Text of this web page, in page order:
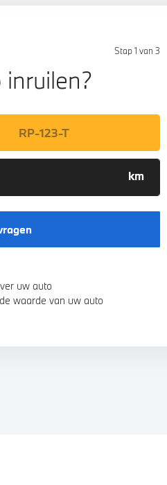
Stap 1 van 3
uw auto
waarde van uw auto